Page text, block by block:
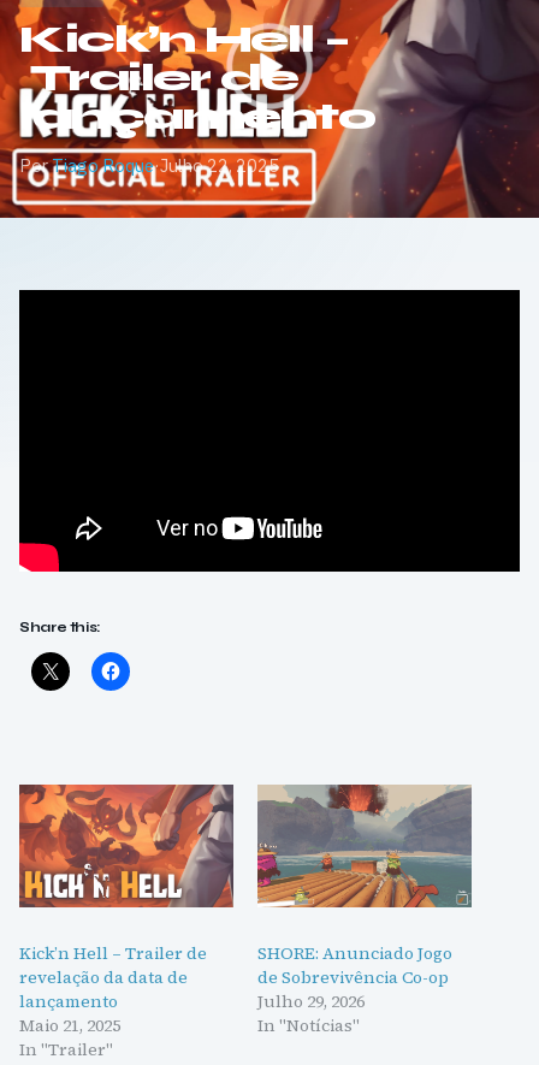
Kick’n Hell –
Trailer de
lançamento
PorTiago Roque·Julho 22, 2025
Share this:
Kick’n Hell – Trailer de
revelação da data de
lançamento
Maio 21, 2025
In "Trailer"
SHORE: Anunciado Jogo
de Sobrevivência Co-op
Julho 29, 2026
In "Notícias"